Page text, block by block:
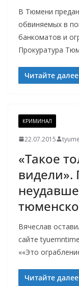
В Тюмени
обвиняемых в
банкоматов и
Прокуратура
Читайте далее
КРИМИНАЛ
22.07.2015
«Такое
видели».
Вячеслав
сайте
««Это
Читайте далее